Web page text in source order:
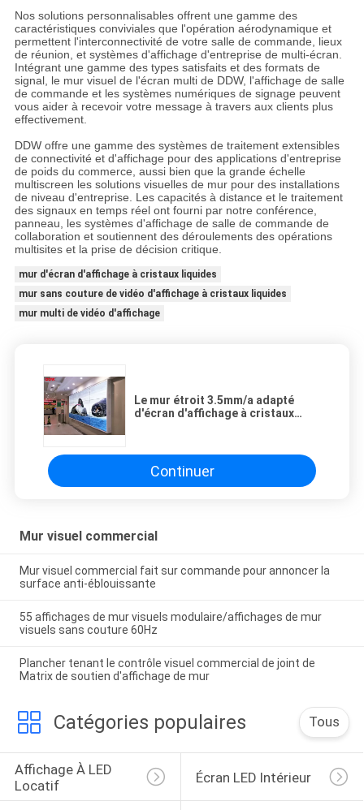
Nos solutions personnalisables offrent une gamme des
caractéristiques conviviales que l'opération aérodynamique et
permettent l'interconnectivité de votre salle de commande, lieux
de réunion, et systèmes d'affichage d'entreprise de multi-écran.
Intégrant une gamme des types satisfaits et des formats de
signal, le mur visuel de l'écran multi de DDW, l'affichage de salle
de commande et les systèmes numériques de signage peuvent
vous aider à recevoir votre message à travers aux clients plus
effectivement.
DDW offre une gamme des systèmes de traitement extensibles
de connectivité et d'affichage pour des applications d'entreprise
de poids du commerce, aussi bien que la grande échelle
multiscreen les solutions visuelles de mur pour des installations
de niveau d'entreprise. Les capacités à distance et le traitement
des signaux en temps réel ont fourni par notre conférence,
panneau, les systèmes d'affichage de salle de commande de
collaboration et soutiennent des déroulements des opérations
multisites et la prise de décision critique.
mur d'écran d'affichage à cristaux liquides
mur sans couture de vidéo d'affichage à cristaux liquides
mur multi de vidéo d'affichage
Le mur étroit 3.5mm/a adapté
d'écran d'affichage à cristaux
de mur visuel d'affichage à
cristaux liquides
Continuer
Mur visuel commercial
Mur visuel commercial fait sur commande pour annoncer la
surface anti-éblouissante
55 affichages de mur visuels modulaire/affichages de mur
visuels sans couture 60Hz
Plancher tenant le contrôle visuel commercial de joint de
Matrix de soutien d'affichage de mur
Catégories populaires Tous
Affichage À LED
Locatif
Écran LED Intérieur